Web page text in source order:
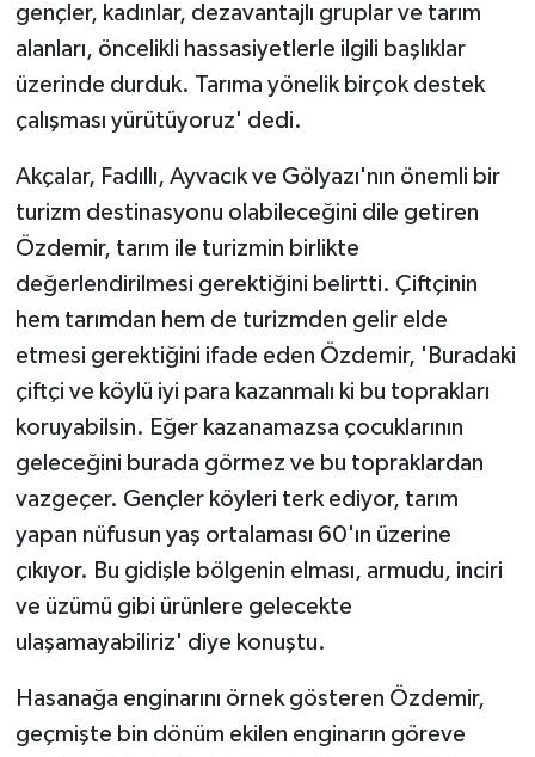
gençler, kadınlar, dezavantajlı gruplar ve tarım
alanları, öncelikli hassasiyetlerle ilgili başlıklar
üzerinde durduk. Tarıma yönelik birçok destek
çalışması yürütüyoruz' dedi.
Akçalar, Fadıllı, Ayvacık ve Gölyazı'nın önemli bir
turizm destinasyonu olabileceğini dile getiren
Özdemir, tarım ile turizmin birlikte
değerlendirilmesi gerektiğini belirtti. Çiftçinin
hem tarımdan hem de turizmden gelir elde
etmesi gerektiğini ifade eden Özdemir, 'Buradaki
çiftçi ve köylü iyi para kazanmalı ki bu toprakları
koruyabilsin. Eğer kazanamazsa çocuklarının
geleceğini burada görmez ve bu topraklardan
vazgeçer. Gençler köyleri terk ediyor, tarım
yapan nüfusun yaş ortalaması 60'ın üzerine
çıkıyor. Bu gidişle bölgenin elması, armudu, inciri
ve üzümü gibi ürünlere gelecekte
ulaşamayabiliriz' diye konuştu.
Hasanağa enginarını örnek gösteren Özdemir,
geçmişte bin dönüm ekilen enginarın göreve